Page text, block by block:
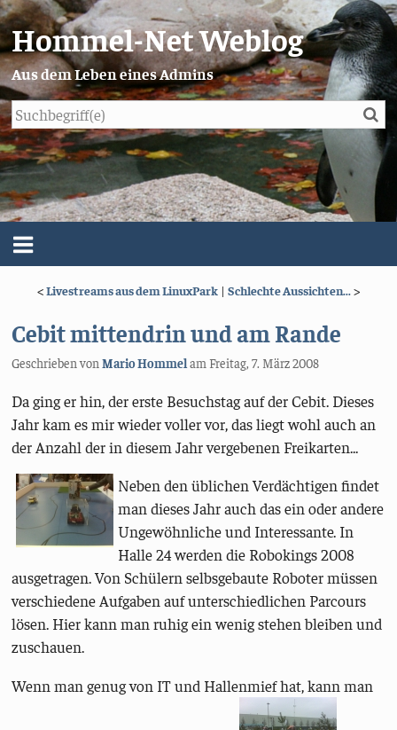
Hommel-Net Weblog
Aus dem Leben eines Admins
Menü
Impressum/Datenschutz
<Livestreams aus dem LinuxPark | Schlechte Aussichten...>
Cebit mittendrin und am Rande
Geschrieben vonMario HommelamFreitag, 7. März 2008
Da ging er hin, der erste Besuchstag auf der Cebit. Dieses
Jahr kam es mir wieder voller vor, das liegt wohl auch an
der Anzahl der in diesem Jahr vergebenen Freikarten...
Neben den üblichen Verdächtigen findet
man dieses Jahr auch das ein oder andere
Ungewöhnliche und Interessante. In
Halle 24 werden die Robokings 2008
ausgetragen. Von Schülern selbsgebaute Roboter müssen
verschiedene Aufgaben auf unterschiedlichen Parcours
lösen. Hier kann man ruhig ein wenig stehen bleiben und
zuschauen.
Wenn man genug von IT und Hallenmief hat, kann man